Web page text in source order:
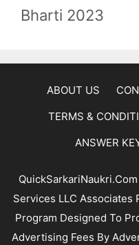
Bharti 2023
ABOUT US
TERMS &
ANSWER
Services LLC
Program Designed To
Advertising Fees By